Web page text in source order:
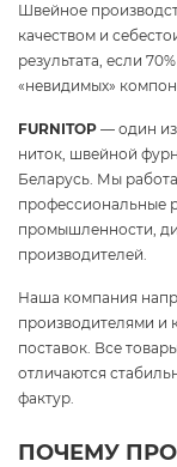
Швейное
качеством и
результата, если
«невидимых»
FURNITOP — один
ниток, швейной
Беларусь. Мы
профессиональные
промышленности,
производителей.
Наша компания
производителями и
поставок. Все
отличаются
фактур.
ПОЧЕМУ